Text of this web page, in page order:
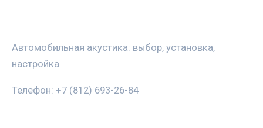
Автомобильная акустика: выбор, установка,
настройка
Телефон: +7 (812) 693-26-84